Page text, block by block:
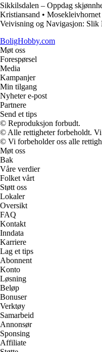
Sikkilsdalen – Oppdag
Kristiansand •
Veivisning og Navigasjon: Slik
BoligHobby.com
Møt oss
Forespørsel
Media
Kampanjer
Min tilgang
Nyheter e-post
Partnere
Send et tips
© Reproduksjon forbudt.
© Alle rettigheter forbeholdt. Vi
© Vi forbeholder oss alle
Møt oss
Bak
Våre verdier
Folket vårt
Støtt oss
Lokaler
Oversikt
FAQ
Kontakt
Inndata
Karriere
Lag et tips
Abonnent
Konto
Løsning
Beløp
Bonuser
Verktøy
Samarbeid
Annonsør
Sponsing
Affiliate